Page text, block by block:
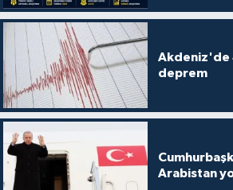
Akdeniz'de
deprem
Arabistan